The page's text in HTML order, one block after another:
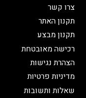
צרו קשר
תקנון האתר
תקנון מבצע
רכישה מאובטחת
הצהרת נגישות
מדיניות פרטיות
שאלות ותשובות